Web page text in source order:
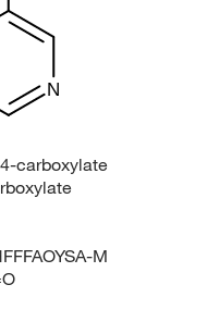
N
carboxylate
M